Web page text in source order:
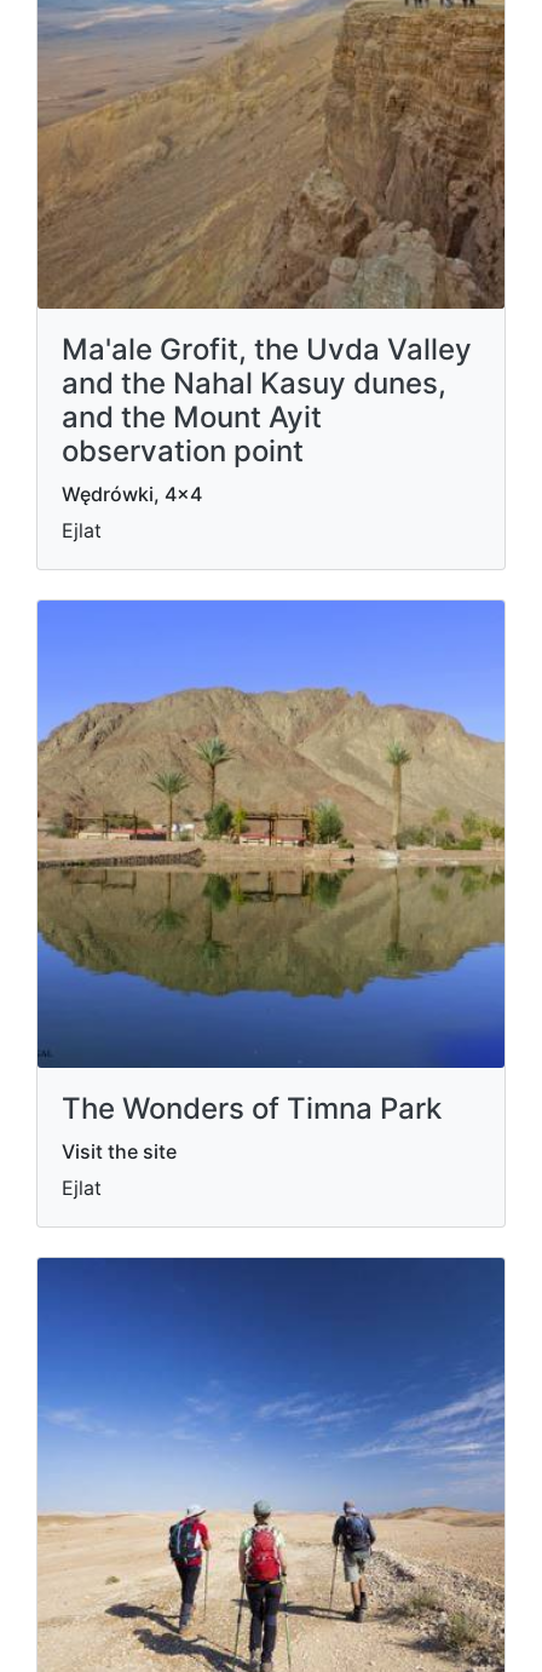
Ma'ale Grofit, the Uvda Valley
and the Nahal Kasuy dunes,
and the Mount Ayit
observation point
Wędrówki, 4x4
Ejlat
The Wonders of Timna Park
Visit the site
Ejlat